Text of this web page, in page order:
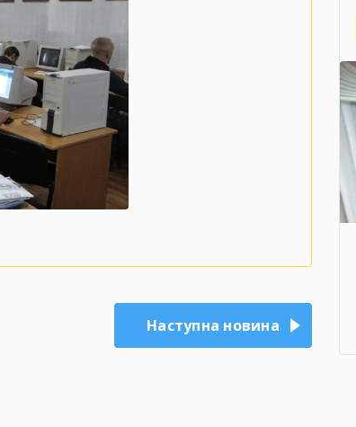
Наступна новина